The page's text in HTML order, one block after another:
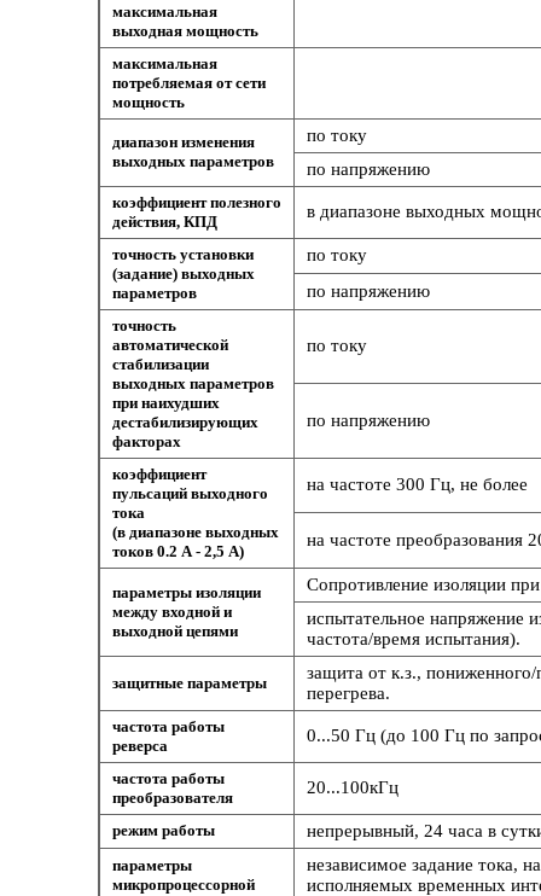
максимальная
выходная мощность
максимальная
потребляемая от сети
мощность
диапазон изменения
выходных параметров
по току
по напряжению
коэффициент полезного
действия, КПД
в диапазоне выходных
точность установки
(задание) выходных
параметров
по току
по напряжению
точность
автоматической
стабилизации
выходных параметров
при наихудших
дестабилизирующих
факторах
по току
по напряжению
коэффициент
пульсаций выходного
тока
(в диапазоне выходных
токов 0.2 А - 2,5 А)
на частоте 300 Гц, не более
на частоте преобразования
параметры изоляции
между входной и
выходной цепями
Сопротивление изоляции
испытательное напряжение
частота/время испытания).
защитные параметры
защита от к.з.,
перегрева.
частота работы
реверса
0...50 Гц (до 100 Гц по
частота работы
преобразователя
20...100кГц
режим работы непрерывный, 24 часа в
параметры
микропроцессорной
независимое задание тока,
исполняемых временных